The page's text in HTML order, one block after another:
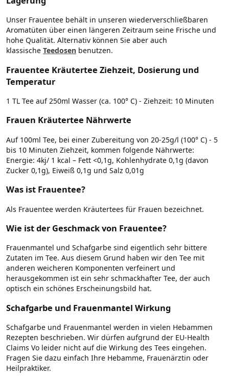
Unser Frauentee behält in unseren wiederverschließbaren
Aromatüten über einen längeren Zeitraum seine Frische und
hohe Qualität. Alternativ können Sie aber auch
klassische Teedosen benutzen.
Frauentee Kräutertee Ziehzeit, Dosierung und
Temperatur
1 TL Tee auf 250ml Wasser (ca. 100° C) - Ziehzeit: 10 Minuten
Frauen Kräutertee Nährwerte
Auf 100ml Tee, bei einer Zubereitung von 20-25g/l (100° C) - 5
bis 10 Minuten Ziehzeit, kommen folgende Nährwerte:
Energie: 4kj/ 1 kcal – Fett <0,1g, Kohlenhydrate 0,1g (davon
Zucker 0,1g), Eiweiß 0,1g und Salz 0,01g
Was ist Frauentee?
Als Frauentee werden Kräutertees für Frauen bezeichnet.
Wie ist der Geschmack von Frauentee?
Frauenmantel und Schafgarbe sind eigentlich sehr bittere
Zutaten im Tee. Aus diesem Grund haben wir den Tee mit
anderen weicheren Komponenten verfeinert und
herausgekommen ist ein sehr schmackhafter Tee, der auch
optisch ein schönes Erscheinungsbild hat.
Schafgarbe und Frauenmantel Wirkung
Schafgarbe und Frauenmantel werden in vielen Hebammen
Rezepten beschrieben. Wir dürfen aufgrund der EU-Health
Claims Vo leider nicht auf die Wirkung des Tees eingehen.
Fragen Sie dazu einfach Ihre Hebamme, Frauenärztin oder
Heilpraktiker.